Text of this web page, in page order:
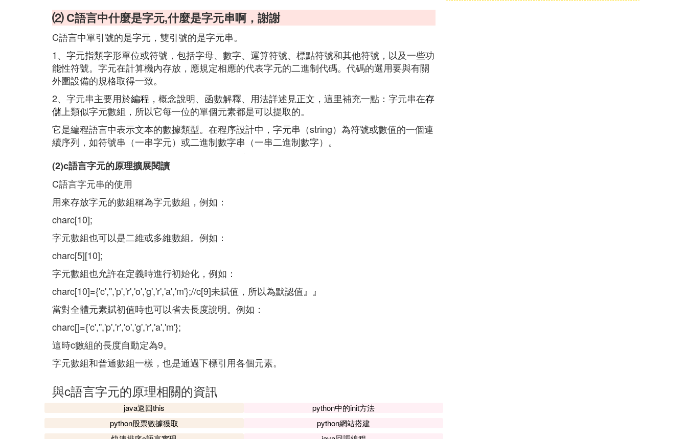
⑵ C語言中什麼是字元,什麼是字元串啊，謝謝
C語言中單引號的是字元，雙引號的是字元串。
1、字元指類字形單位或符號，包括字母、數字、運算符號、標點符號和其他符號，以及一些功
能性符號。字元在計算機內存放，應規定相應的代表字元的二進制代碼。代碼的選用要與有關
外圍設備的規格取得一致。
2、字元串主要用於編程 ，概念說明、函數解釋、用法詳述見正文，這里補充一點：字元串在存
儲 上類似字元數組，所以它每一位的單個元素都是可以提取的。
它是編程語言中表示文本的數據類型。在程序設計中，字元串（string）為符號或數值的一個連
續序列，如符號串（一串字元）或二進制數字串（一串二進制數字）。
(2)c語言字元的原理擴展閱讀
C語言字元串的使用
用來存放字元的數組稱為字元數組，例如：
charc[10];
字元數組也可以是二維或多維數組。例如：
charc[5][10];
字元數組也允許在定義時進行初始化，例如：
charc[10]={'c','','p','r','o','g','r','a','m'};//c[9]未賦值，所以為默認值』』
當對全體元素賦初值時也可以省去長度說明。例如：
charc[]={'c','','p','r','o','g','r','a','m'};
這時c數組的長度自動定為9。
字元數組和普通數組一樣，也是通過下標引用各個元素。
與c語言字元的原理相關的資訊
java返回this
python中的init方法
python股票數據獲取
python網站搭建